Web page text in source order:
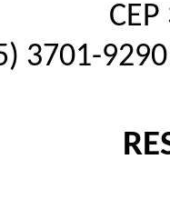
3701-